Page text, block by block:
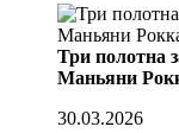
Три полотна
Маньяни
30.03.2026